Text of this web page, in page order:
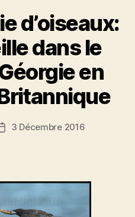
d’oiseaux:
dans le
en
Date3 Décembre 2016